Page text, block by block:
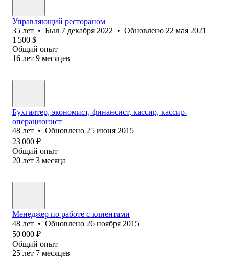
Управляющий рестораном
35 лет • Был 7 декабря 2022 • Обновлено 22 мая 2021
1 500 $
Общий опыт
16 лет 9 месяцев
Бухгалтер, экономист, финансист, кассир, кассир-
операционист
48 лет • Обновлено 25 июня 2015
23 000 ₽
Общий опыт
20 лет 3 месяца
Менеджер по работе с клиентами
48 лет • Обновлено 26 ноября 2015
50 000 ₽
Общий опыт
25 лет 7 месяцев